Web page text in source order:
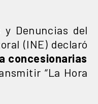
y Denuncias del
(INE) declaró
concesionarias
“La Hora